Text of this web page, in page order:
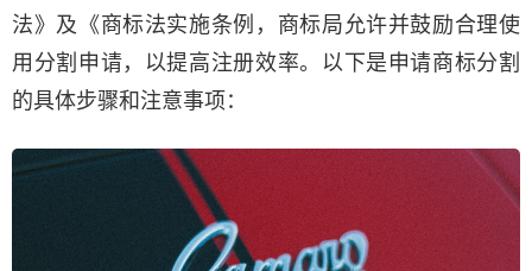
法》及《商标法实施条例，商标局允许并鼓励合理使
用分割申请，以提高注册效率。以下是申请商标分割
的具体步骤和注意事项：